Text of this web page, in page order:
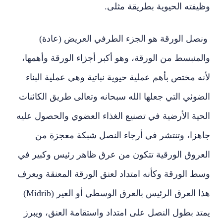
وظيفته الحيوية بطريقة مثلى.
ونصل الورقة هو الجزء الطرفي العريض (عادة)
والمنبسط من الورقة، وهو أكبر أجزاء الورقة وأهمها،
لأنه مختص بأهم عملية حيوية نباتية وهي عملية البناء
الضوئي التي جعلها الله سبحانه وتعالى طريق الكائنات
الحية الأرضية في تصنيع الغذاء العضوي والحصول عليه
جاهزا، وتنتشر في أرجاء النصل شبكة معجزة من
العروق الورقية تتكون من عرق ظاهر رئيس وكبير في
وسط الورقة وكأنه امتداد لعنق الورقة المعنقة ويعرف
هذا العرق الرئيس بالعرق الوسطي أو العير (Midrib)
يمتد بطول النصل على امتداد واستقامة العنق، ويبرز